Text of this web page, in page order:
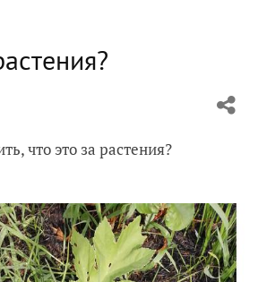
что это за растения?